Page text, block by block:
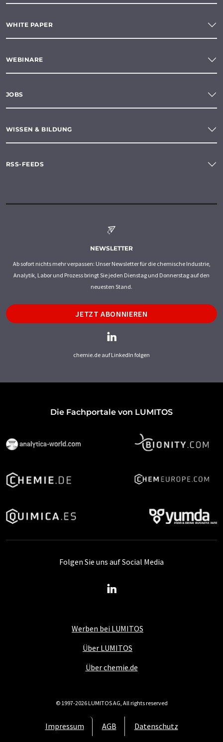
WHITE PAPER
WEBINARE
JOBS
WISSEN & BILDUNG
RSS-FEEDS
NEWSLETTER
Ab sofort nichts mehr verpassen: Unser Newsletter für die chemische Industrie,
Analytik, Labor und Prozess bringt Sie jeden Dienstag und Donnerstag auf den
neuesten Stand.
JETZT ABONNIEREN
chemie.de auf LinkedIn folgen
Die Fachportale von LUMITOS
Werben bei LUMITOS
Über LUMITOS
Über chemie.de
Impressum AGB Datenschutz
Folgen Sie uns auf Social Media
© 1997-2026 LUMITOS AG, All rights reserved